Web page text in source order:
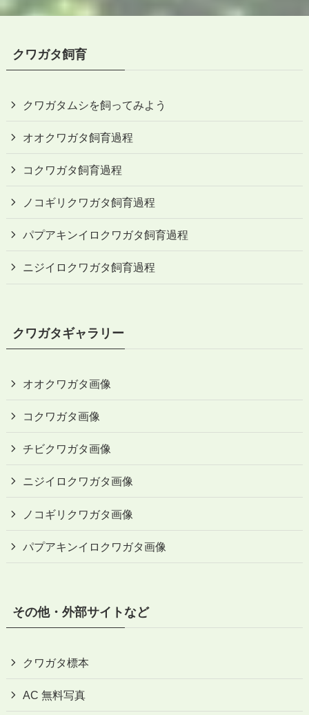
クワガタ飼育
クワガタムシを飼ってみよう
オオクワガタ飼育過程
コクワガタ飼育過程
ノコギリクワガタ飼育過程
パプアキンイロクワガタ飼育過程
ニジイロクワガタ飼育過程
クワガタギャラリー
オオクワガタ画像
コクワガタ画像
チビクワガタ画像
ニジイロクワガタ画像
ノコギリクワガタ画像
パプアキンイロクワガタ画像
その他・外部サイトなど
クワガタ標本
AC 無料写真